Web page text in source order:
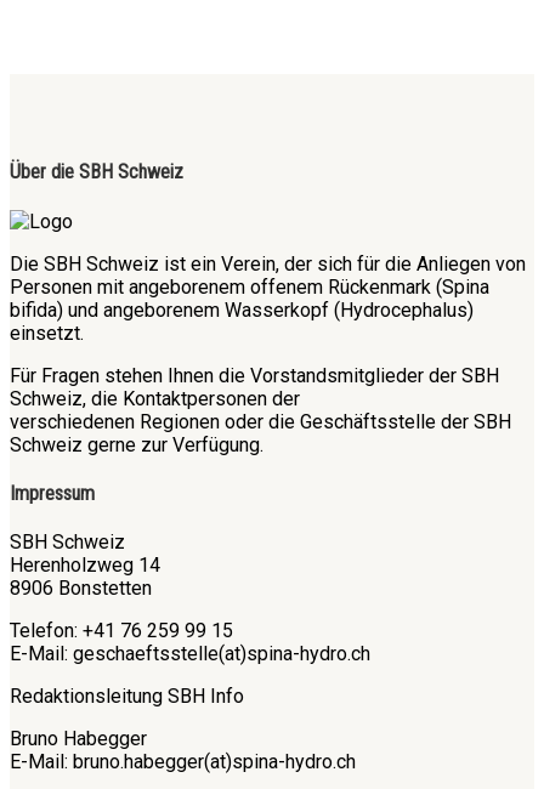
Über die SBH Schweiz
Die SBH Schweiz ist ein Verein, der sich für die Anliegen von
Personen mit angeborenem offenem Rückenmark (Spina
bifida) und angeborenem Wasserkopf (Hydrocephalus)
einsetzt.
Für Fragen stehen Ihnen die Vorstandsmitglieder der SBH
Schweiz, die Kontaktpersonen der
verschiedenen Regionen oder die Geschäftsstelle der SBH
Schweiz gerne zur Verfügung.
Impressum
SBH Schweiz
Herenholzweg 14
8906 Bonstetten
Telefon: +41 76 259 99 15
E-Mail: geschaeftsstelle(at)spina-hydro.ch
Redaktionsleitung SBH Info
Bruno Habegger
E-Mail: bruno.habegger(at)spina-hydro.ch